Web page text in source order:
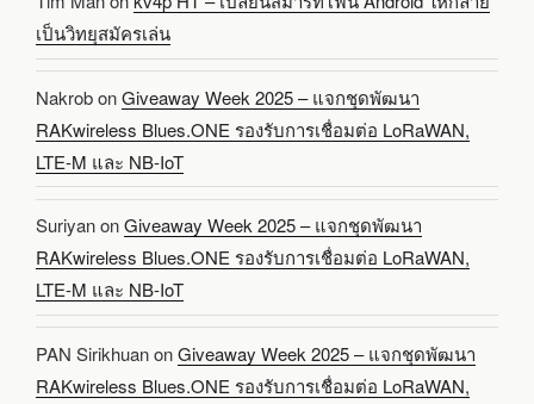
เป็นวิทยุสมัครเล่น
NakrobonGiveaway Week 2025 – แจกชุดพัฒนา
RAKwireless Blues.ONE รองรับการเชื่อมต่อ LoRaWAN,
LTE-M และ NB-IoT
SuriyanonGiveaway Week 2025 – แจกชุดพัฒนา
RAKwireless Blues.ONE รองรับการเชื่อมต่อ LoRaWAN,
LTE-M และ NB-IoT
PAN SirikhuanonGiveaway Week 2025 – แจกชุดพัฒนา
RAKwireless Blues.ONE รองรับการเชื่อมต่อ LoRaWAN,